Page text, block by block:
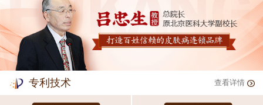
专利技术 查看详情